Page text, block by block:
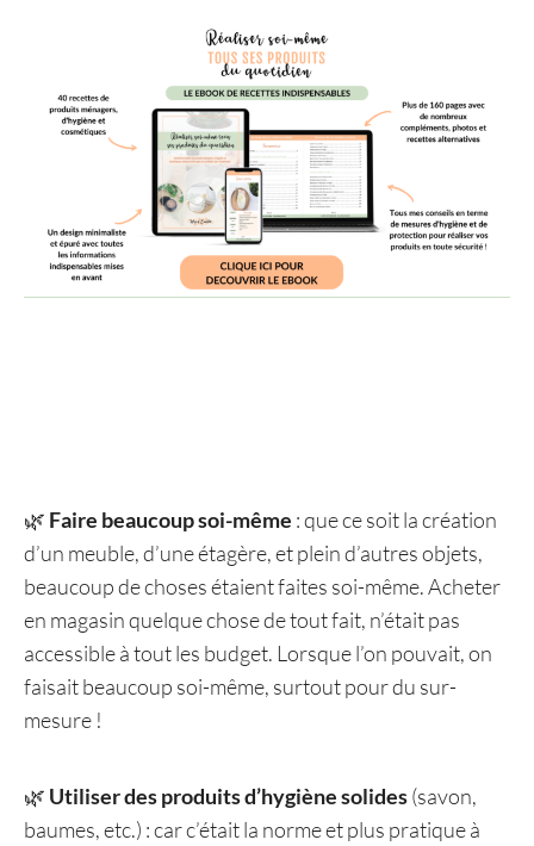
🌿 Faire beaucoup soi-même : que ce soit la création
d’un meuble, d’une étagère, et plein d’autres objets,
beaucoup de choses étaient faites soi-même. Acheter
en magasin quelque chose de tout fait, n’était pas
accessible à tout les budget. Lorsque l’on pouvait, on
faisait beaucoup soi-même, surtout pour du sur-
mesure !
🌿 Utiliser des produits d’hygiène solides(savon,
baumes, etc.) : car c’était la norme et plus pratique à